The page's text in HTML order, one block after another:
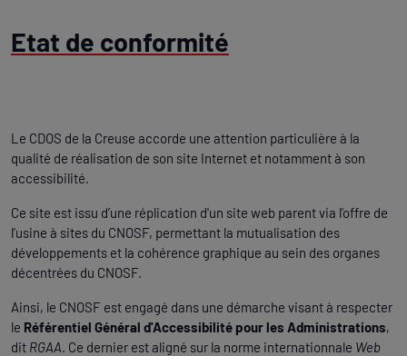
Etat de conformité
Le CDOS de la Creuse accorde une attention particulière à la
qualité de réalisation de son site Internet et notamment à son
accessibilité.
Ce site est issu d’une réplication d'un site web parent via l'offre de
l'usine à sites du CNOSF, permettant la mutualisation des
développements et la cohérence graphique au sein des organes
décentrées du CNOSF.
Ainsi, le CNOSF est engagé dans une démarche visant à respecter
le Référentiel Général d'Accessibilité pour les Administrations,
dit RGAA. Ce dernier est aligné sur la norme internationnale Web